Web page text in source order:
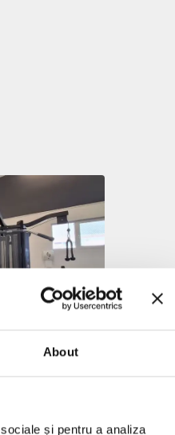
About
și pentru a analiza
mult,
de